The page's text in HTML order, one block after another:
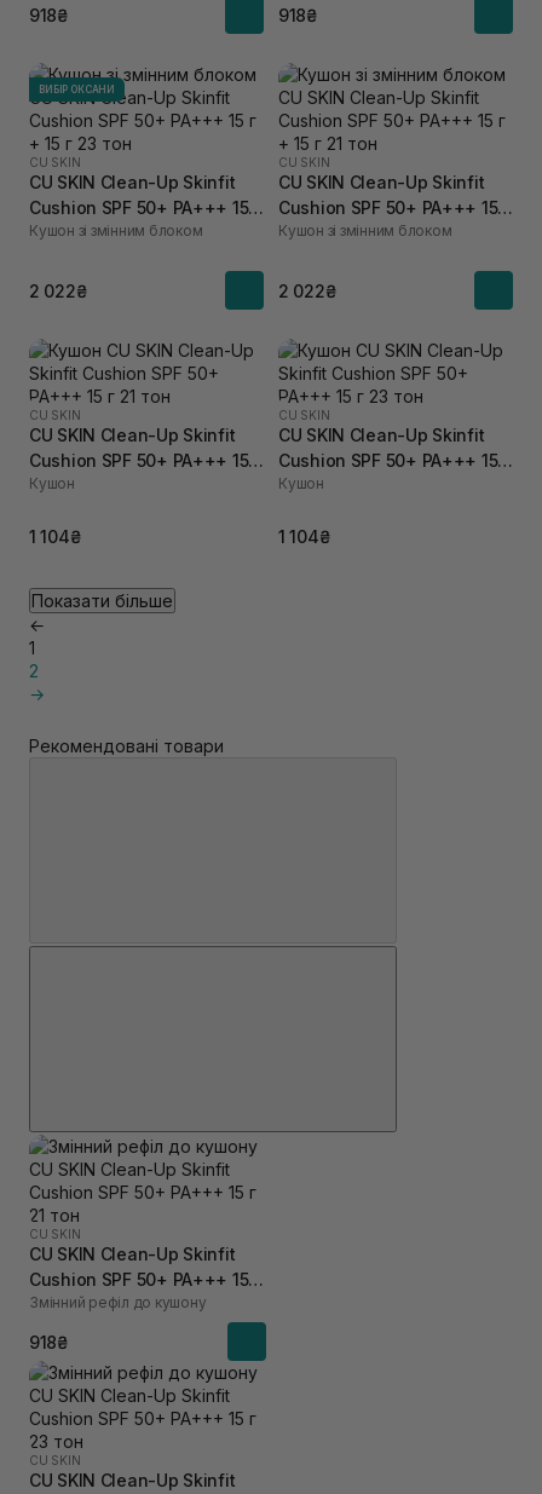
918₴ 918₴
ВИБІР ОКСАНИ
CU SKIN
CU SKIN Clean-Up Skinfit
Cushion SPF 50+ PA+++ 15 г
+ 15 г 23 тон
Кушон зі змінним блоком
2 022₴
CU SKIN
CU SKIN Clean-Up Skinfit
Cushion SPF 50+ PA+++ 15 г
+ 15 г 21 тон
Кушон зі змінним блоком
2 022₴
CU SKIN
CU SKIN Clean-Up Skinfit
Cushion SPF 50+ PA+++ 15 г
21 тон
Кушон
1 104₴
CU SKIN
CU SKIN Clean-Up Skinfit
Cushion SPF 50+ PA+++ 15 г
23 тон
Кушон
1 104₴
Показати більше
←
1
2
→
Рекомендовані товари
CU SKIN
CU SKIN Clean-Up Skinfit
Cushion SPF 50+ PA+++ 15 г
21 тон
Змінний рефіл до кушону
918₴
CU SKIN
CU SKIN Clean-Up Skinfit